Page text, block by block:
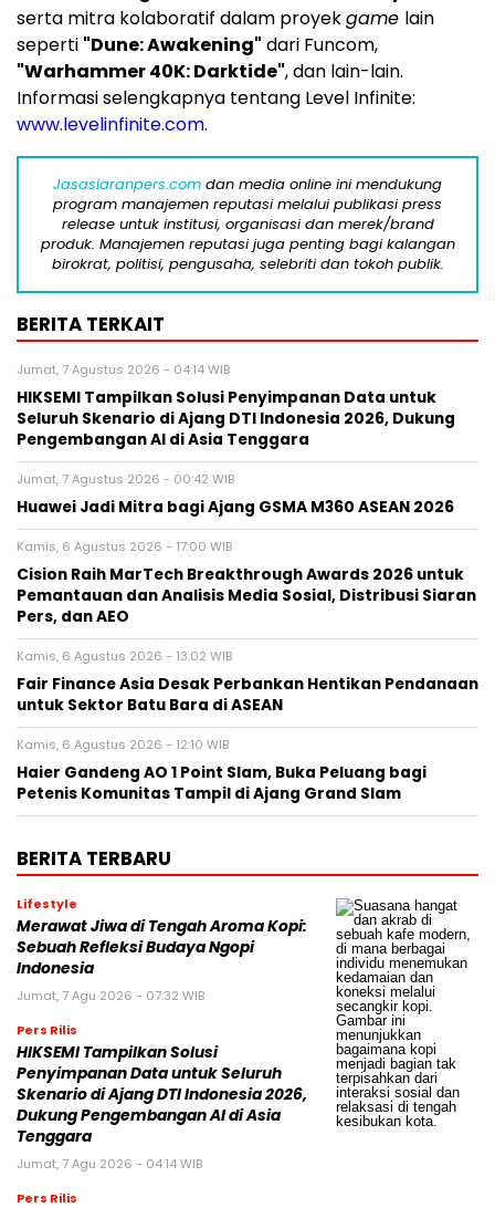
serta mitra kolaboratif dalam proyekgame lain
seperti "Dune: Awakening" dari Funcom,
"Warhammer40K: Darktide", dan lain-lain.
Informasi selengkapnya tentang Level Infinite:
www.levelinfinite.com.
Jasasiaranpers.com dan media online ini mendukung
program manajemen reputasi melalui publikasi press
release untuk institusi, organisasi dan merek/brand
produk. Manajemen reputasi juga penting bagi kalangan
birokrat, politisi, pengusaha, selebriti dan tokoh publik.
BERITA TERKAIT
Jumat, 7 Agustus 2026 - 04:14 WIB
HIKSEMI Tampilkan Solusi Penyimpanan Data untuk
Seluruh Skenario di Ajang DTI Indonesia 2026, Dukung
Pengembangan AI di Asia Tenggara
Jumat, 7 Agustus 2026 - 00:42 WIB
Huawei Jadi Mitra bagi Ajang GSMA M360 ASEAN 2026
Kamis, 6 Agustus 2026 - 17:00 WIB
Cision Raih MarTech Breakthrough Awards 2026 untuk
Pemantauan dan Analisis Media Sosial, Distribusi Siaran
Pers, dan AEO
Kamis, 6 Agustus 2026 - 13:02 WIB
Fair Finance Asia Desak Perbankan Hentikan Pendanaan
untuk Sektor Batu Bara di ASEAN
Kamis, 6 Agustus 2026 - 12:10 WIB
Haier Gandeng AO 1 Point Slam, Buka Peluang bagi
Petenis Komunitas Tampil di Ajang Grand Slam
BERITA TERBARU
Lifestyle
Merawat Jiwa di Tengah Aroma Kopi:
Sebuah Refleksi Budaya Ngopi
Indonesia
Jumat, 7 Agu 2026 - 07:32 WIB
Pers Rilis
HIKSEMI Tampilkan Solusi
Penyimpanan Data untuk Seluruh
Skenario di Ajang DTI Indonesia 2026,
Dukung Pengembangan AI di Asia
Tenggara
Jumat, 7 Agu 2026 - 04:14 WIB
Pers Rilis